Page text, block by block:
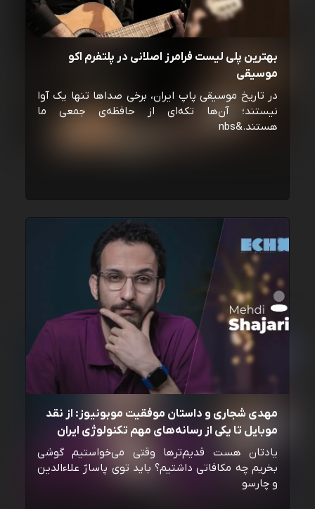
بهترین پلی لیست فرامرز اصلانی در پلتفرم اکو
موسیقی
در تاریخ موسیقی پاپ ایران، برخی صداها تنها یک آوا
نیستند؛ آن‌ها تکه‌ای از حافظه‌ی جمعی ما
هستند.&nbs
مهدی شجاری و داستان موفقیت موبونیوز: از نقد
موبایل تا یکی از رسانه‌‌های مهم تکنولوژی ایران
یادتان هست قدیم‌ترها وقتی می‌خواستیم گوشی
بخریم چه مکافاتی داشتیم؟ باید توی پاساژ علاءالدین
و چارسو